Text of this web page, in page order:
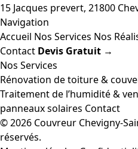
15 Jacques prevert, 21800
Navigation
Accueil Nos Services Nos
Contact Devis Gratuit →
Nos Services
Rénovation de toiture &
Traitement de l’humidité &
panneaux solaires Contact
© 2026 Couvreur Chevigny-
réservés.